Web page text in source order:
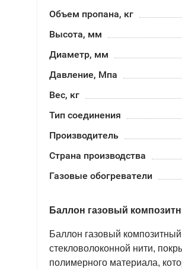
Объем пропана, кг
Высота, мм
Диаметр, мм
Давление, Мпа
Вес, кг
Тип соединения
Производитель
Страна производства
Газовые обогреватели
Баллон газовый
Баллон газовый
стекловолоконной нити,
полимерного материала,